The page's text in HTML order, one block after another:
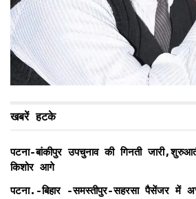
खबरें हटके
पटना-बांकीपुर उपचुनाव की गिनती
किशोर आगे
पटना.-बिहार -समस्तीपुर-सहरसा पैसेंजर